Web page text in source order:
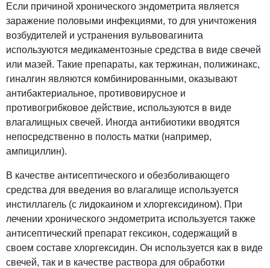
Если причиной хронического эндометрита является
заражение половыми инфекциями, то для уничтожения
возбудителей и устранения вульвовагинита
используются медикаментозные средства в виде свечей
или мазей. Такие препараты, как тержинан, полижинакс,
гиналгин являются комбинированными, оказывают
антибактериальное, противовирусное и
противогрибковое действие, используются в виде
влагалищных свечей. Иногда антибиотики вводятся
непосредственно в полость матки (например,
ампициллин).
В качестве антисептического и обезболивающего
средства для введения во влагалище используется
инстиллагель (с лидокаином и хлоргексидином). При
лечении хронического эндометрита используется также
антисептический препарат гексикон, содержащий в
своем составе хлоргексидин. Он используется как в виде
свечей, так и в качестве раствора для обработки